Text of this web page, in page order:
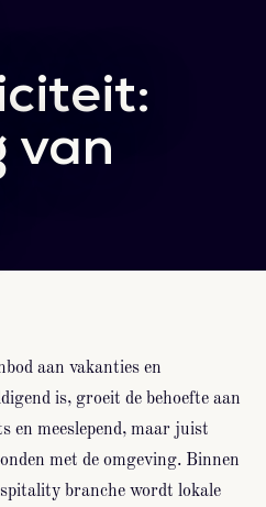
van
aan vakanties en
is, groeit de behoefte aan
en meeslepend, maar juist
met de omgeving. Binnen
branche wordt lokale